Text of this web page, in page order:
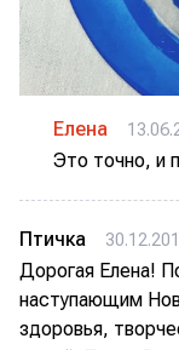
Елена
Это точно, и
Птичка
Дорогая Елена!
наступающим
здоровья,